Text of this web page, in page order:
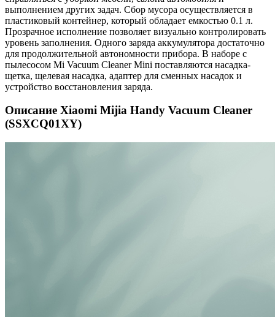
выполнением других задач. Сбор мусора осуществляется в
пластиковый контейнер, который обладает емкостью 0.1 л.
Прозрачное исполнение позволяет визуально контролировать
уровень заполнения. Одного заряда аккумулятора достаточно
для продолжительной автономности прибора. В наборе с
пылесосом Mi Vacuum Cleaner Mini поставляются насадка-
щетка, щелевая насадка, адаптер для сменных насадок и
устройство восстановления заряда.
Описание Xiaomi Mijia Handy Vacuum Cleaner
(SSXCQ01XY)